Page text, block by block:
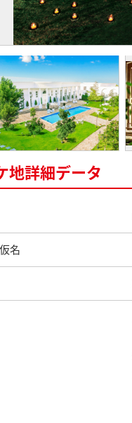
地詳細データ
名